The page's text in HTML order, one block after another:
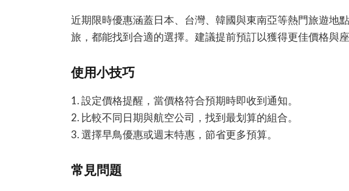
近期限時優惠涵蓋日本、台灣、韓國與東南亞等熱門旅遊地
旅，都能找到合適的選擇。建議提前預訂以獲得更佳價格與座
使用小技巧
1. 設定價格提醒，當價格符合預期時即收到通知。
2. 比較不同日期與航空公司，找到最划算的組合。
3. 選擇早鳥優惠或週末特惠，節省更多預算。
常見問題